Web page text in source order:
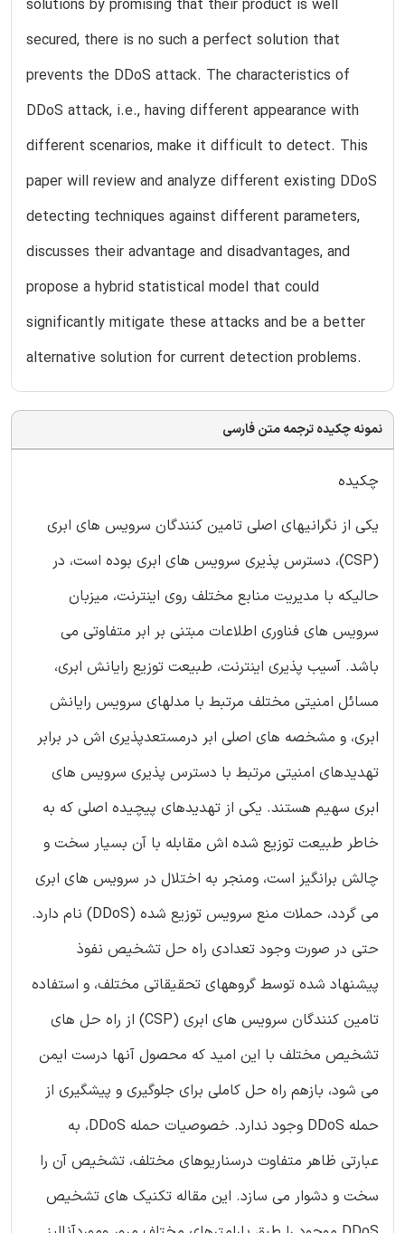
solutions by promising that their product is well
secured, there is no such a perfect solution that
prevents the DDoS attack. The characteristics of
DDoS attack, i.e., having different appearance with
different scenarios, make it difficult to detect. This
paper will review and analyze different existing DDoS
detecting techniques against different parameters,
discusses their advantage and disadvantages, and
propose a hybrid statistical model that could
significantly mitigate these attacks and be a better
alternative solution for current detection problems.
نمونه چکیده ترجمه متن فارسی
چکیده
یکی از نگرانیهای اصلی تامین کنندگان سرویس های ابری
(CSP)، دسترس پذیری سرویس های ابری بوده است، در
حالیکه با مدیریت منابع مختلف روی اینترنت، میزبان
سرویس های فناوری اطلاعات مبتنی بر ابر متفاوتی می
باشد. آسیب پذیری اینترنت، طبیعت توزیع رایانش ابری،
مسائل امنیتی مختلف مرتبط با مدلهای سرویس رایانش
ابری، و مشخصه های اصلی ابر درمستعدپذیری اش در برابر
تهدیدهای امنیتی مرتبط با دسترس پذیری سرویس های
ابری سهیم هستند. یکی از تهدیدهای پیچیده اصلی که به
خاطر طبیعت توزیع شده اش مقابله با آن بسیار سخت و
چالش برانگیز است، ومنجر به اختلال در سرویس های ابری
می گردد، حملات منع سرویس توزیع شده (DDoS) نام دارد.
حتی در صورت وجود تعدادی راه حل تشخیص نفوذ
پیشنهاد شده توسط گروههای تحقیقاتی مختلف، و استفاده
تامین کنندگان سرویس های ابری (CSP) از راه حل های
تشخیص مختلف با این امید که محصول آنها درست ایمن
می شود، بازهم راه حل کاملی برای جلوگیری و پیشگیری از
حمله DDoS وجود ندارد. خصوصیات حمله DDoS، به
عبارتی ظاهر متفاوت درسناریوهای مختلف، تشخیص آن را
سخت و دشوار می سازد. این مقاله تکنیک های تشخیص